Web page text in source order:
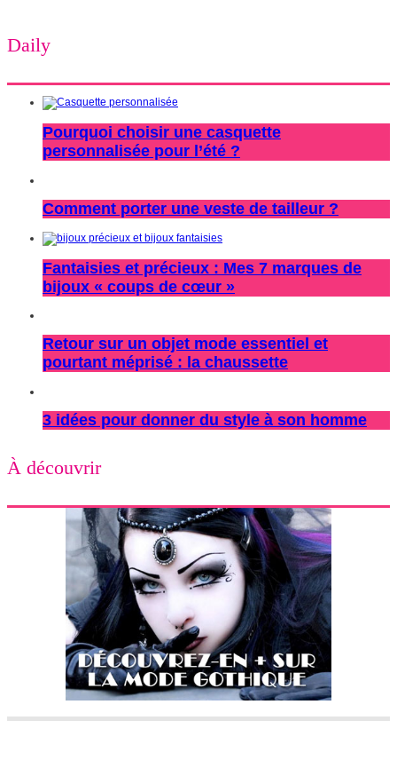
Daily
Pourquoi choisir une casquette
personnalisée pour l’été ?
Comment porter une veste de tailleur ?
Fantaisies et précieux : Mes 7 marques de
bijoux « coups de cœur »
Retour sur un objet mode essentiel et
pourtant méprisé : la chaussette
3 idées pour donner du style à son homme
À découvrir